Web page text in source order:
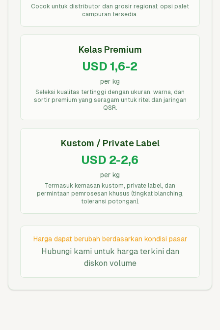
Cocok untuk distributor dan grosir regional; opsi palet
campuran tersedia.
Kelas Premium
USD 1,6-2
per kg
Seleksi kualitas tertinggi dengan ukuran, warna, dan
sortir premium yang seragam untuk ritel dan jaringan
QSR.
Kustom / Private Label
USD 2-2,6
per kg
Termasuk kemasan kustom, private label, dan
permintaan pemrosesan khusus (tingkat blanching,
toleransi potongan).
Harga dapat berubah berdasarkan kondisi pasar
Hubungi kami untuk harga terkini dan
diskon volume